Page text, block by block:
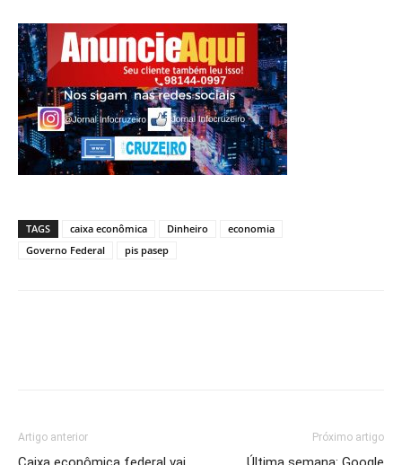
TAGS caixa econômica Dinheiro
economia
Governo Federal
pis pasep
Artigo anterior Próximo artigo